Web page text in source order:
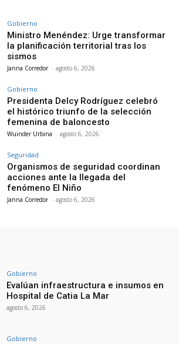
Gobierno
Ministro Menéndez: Urge transformar
la planificación territorial tras los
sismos
Janna Corredor - agosto 6, 2026
Gobierno
Presidenta Delcy Rodríguez celebró
el histórico triunfo de la selección
femenina de baloncesto
Wuinder Urbina - agosto 6, 2026
Seguridad
Organismos de seguridad coordinan
acciones ante la llegada del
fenómeno El Niño
Janna Corredor - agosto 6, 2026
Gobierno
Evalúan infraestructura e insumos en
Hospital de Catia La Mar
agosto 6, 2026
Gobierno